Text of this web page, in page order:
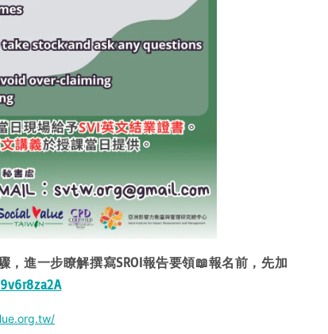
，進一步瞭解撰寫SROI報告要領📖報名前，先加